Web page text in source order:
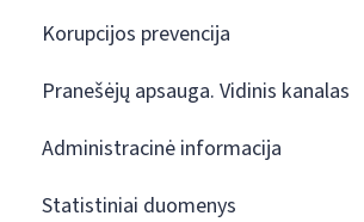
Korupcijos prevencija
Pranešėjų apsauga. Vidinis kanalas
Administracinė informacija
Statistiniai duomenys